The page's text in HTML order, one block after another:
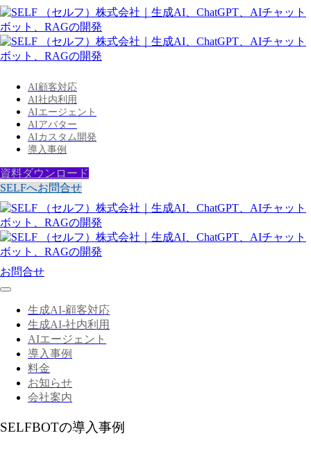
AI顧客対応
AI社内利用
AIエージェント
AIアバター
AIカスタム開発
導入事例
資料ダウンロード
SELFへお問合せ
お問合せ
生成AI-顧客対応
生成AI-社内利用
AIエージェント
導入事例
料金
お知らせ
会社案内
SELFBOTの導入事例